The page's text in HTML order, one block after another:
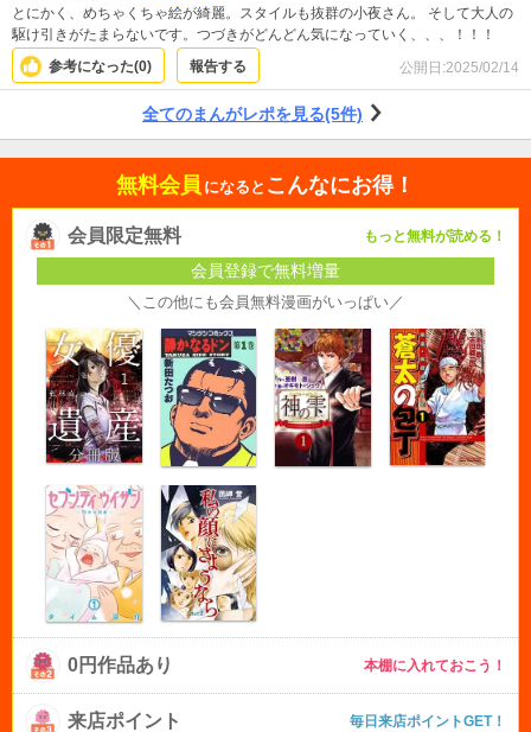
とにかく、めちゃくちゃ絵が綺麗。スタイルも抜群の小夜さん。 そして大人の
駆け引きがたまらないです。つづきがどんどん気になっていく、、、！！！
参考になった(0) 報告する 公開日:2025/02/14
全てのまんがレポを見る(5件)
無料会員 になると こんなにお得！
会員限定無料 もっと無料が読める！
会員登録で無料増量
＼この他にも会員無料漫画がいっぱい／
0円作品あり 本棚に入れておこう！
来店ポイント 毎日来店ポイントGET！